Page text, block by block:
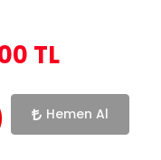
TL
Hemen Al